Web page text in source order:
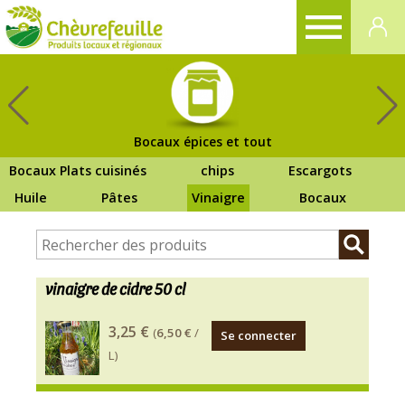
Bocaux épices et tout
Bocaux Plats cuisinés
chips
Escargots
Huile
Pâtes Vinaigre Bocaux
vinaigre de cidre 50 cl
Notre
vinaigre
est
élaboré
3,25 € (6,50 € /
L)
Se connecter